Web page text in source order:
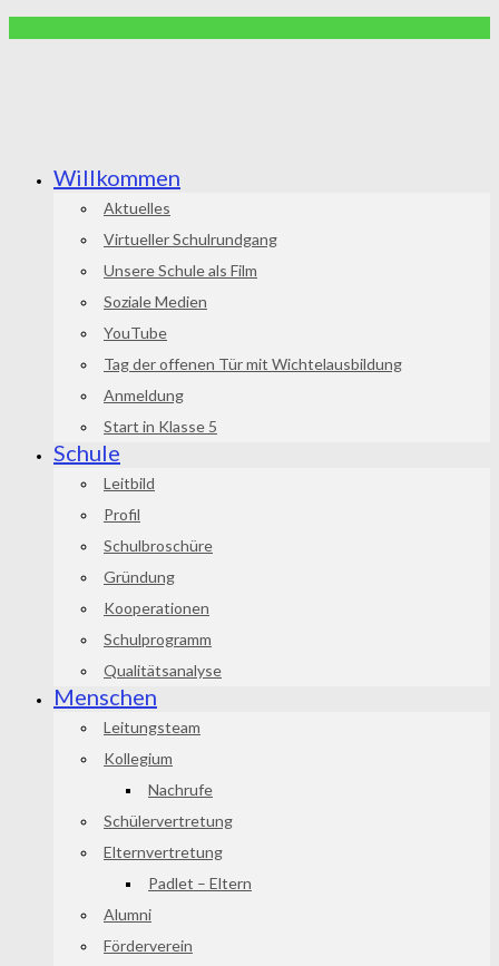
Willkommen
Aktuelles
Virtueller Schulrundgang
Unsere Schule als Film
Soziale Medien
YouTube
Tag der offenen Tür mit Wichtelausbildung
Anmeldung
Start in Klasse 5
Schule
Leitbild
Profil
Schulbroschüre
Gründung
Kooperationen
Schulprogramm
Qualitätsanalyse
Menschen
Leitungsteam
Kollegium
Nachrufe
Schülervertretung
Elternvertretung
Padlet – Eltern
Alumni
Förderverein